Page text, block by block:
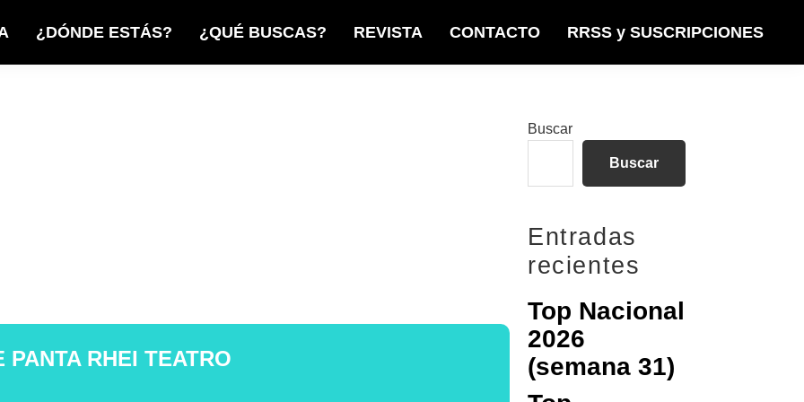
¿DÓNDE ESTÁS? ¿QUÉ BUSCAS? REVISTA CONTACTO RRSS y SUSCRIPCIONES
RHEI TEATRO
Barra
principal
Buscar
Buscar
Entradas
recientes
Top Nacional
2026
(semana 31)